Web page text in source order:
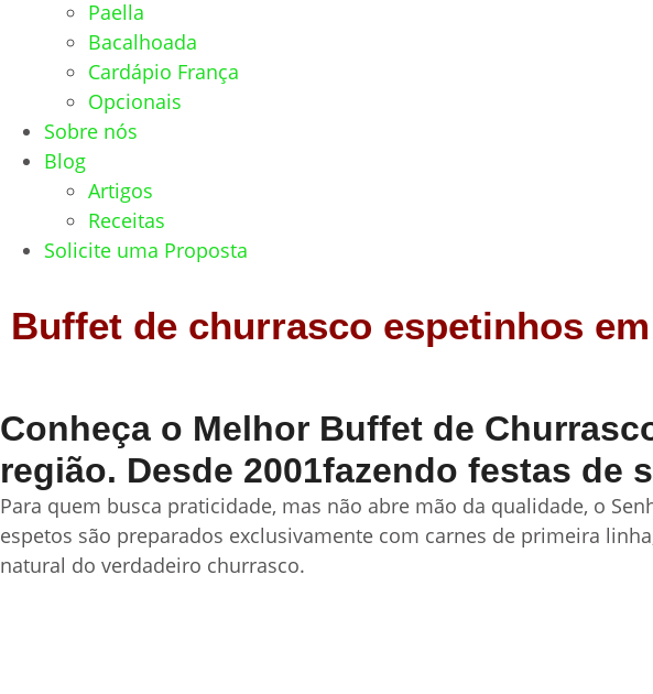
Paella
Bacalhoada
Cardápio França
Opcionais
Sobre nós
Blog
Artigos
Receitas
Solicite uma Proposta
Buffet de churrasco espetinhos
Conheça o Melhor Buffet de
região. Desde 2001fazendo festas de
Para quem busca praticidade, mas não abre mão da qualidade, o
espetos são preparados exclusivamente com carnes de primeira
natural do verdadeiro churrasco.